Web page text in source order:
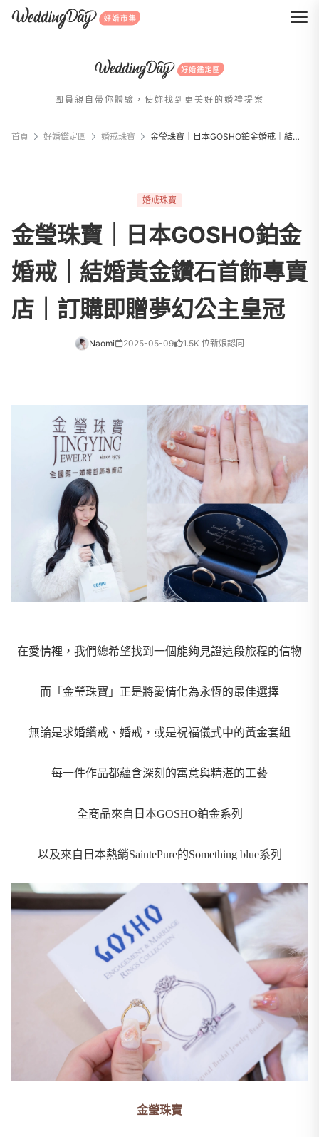
WeddingDay 好婚市集
團員親自帶你體驗，使妳找到更美好的婚禮提案
首頁 好婚鑑定團 婚戒珠寶 金瑩珠寶｜日本GOSHO鉑金婚戒｜結婚黃金鑽石首飾專賣店｜訂購即贈夢幻公主皇冠
婚戒珠寶
金瑩珠寶｜日本GOSHO鉑金
婚戒｜結婚黃金鑽石首飾專賣
店｜訂購即贈夢幻公主皇冠
Naomi 2025-05-09 1.5K 位新娘認同
在愛情裡，我們總希望找到一個能夠見證這段旅程的信物
而「金瑩珠寶」正是將愛情化為永恆的最佳選擇
無論是求婚鑽戒、婚戒，或是祝福儀式中的黃金套組
每一件作品都蘊含深刻的寓意與精湛的工藝
全商品來自日本GOSHO鉑金系列
以及來自日本熱銷SaintePure的Something blue系列
金瑩珠寶